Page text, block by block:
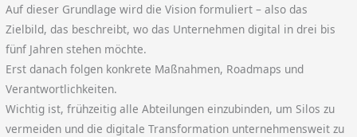
Auf dieser Grundlage wird die Vision formuliert – also das
Zielbild, das beschreibt, wo das Unternehmen digital in drei bis
fünf Jahren stehen möchte.
Erst danach folgen konkrete Maßnahmen, Roadmaps und
Verantwortlichkeiten.
Wichtig ist, frühzeitig alle Abteilungen einzubinden, um Silos zu
vermeiden und die digitale Transformation unternehmensweit zu